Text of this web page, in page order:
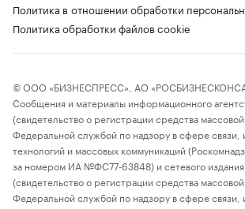
Политика в отношении обработки
Политика обработки файлов cookie
© ООО «БИЗНЕСПРЕСС», АО
Сообщения и материалы информационного
(свидетельство о регистрации средства
Федеральной службой по надзору в сфере
технологий и массовых коммуникаций
за номером ИА №ФС77-63848) и сетевого издания
(свидетельство о регистрации средства
Федеральной службой по надзору в сфере